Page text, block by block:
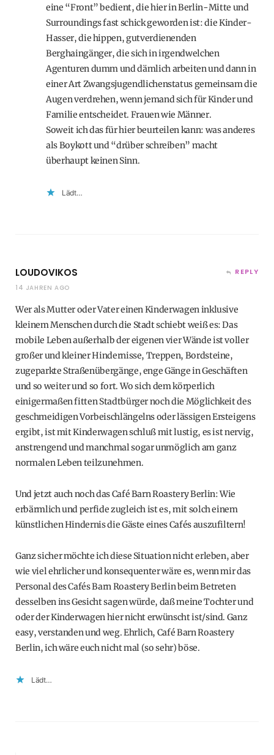
eine “Front” bedient, die hier in Berlin-Mitte und
Surroundings fast schick geworden ist: die Kinder-
Hasser, die hippen, gutverdienenden
Berghaingänger, die sich in irgendwelchen
Agenturen dumm und dämlich arbeiten und dann in
einer Art Zwangsjugendlichenstatus gemeinsam die
Augen verdrehen, wenn jemand sich für Kinder und
Familie entscheidet. Frauen wie Männer.
Soweit ich das für hier beurteilen kann: was anderes
als Boykott und “drüber schreiben” macht
überhaupt keinen Sinn.
Lädt…
LOUDOVIKOS
14 JAHREN AGO
REPLY
Wer als Mutter oder Vater einen Kinderwagen inklusive
kleinem Menschen durch die Stadt schiebt weiß es: Das
mobile Leben außerhalb der eigenen vier Wände ist voller
großer und kleiner Hindernisse, Treppen, Bordsteine,
zugeparkte Straßenübergänge, enge Gänge in Geschäften
und so weiter und so fort. Wo sich dem körperlich
einigermaßen fitten Stadtbürger noch die Möglichkeit des
geschmeidigen Vorbeischlängelns oder lässigen Ersteigens
ergibt, ist mit Kinderwagen schluß mit lustig, es ist nervig,
anstrengend und manchmal sogar unmöglich am ganz
normalen Leben teilzunehmen.
Und jetzt auch noch das Café Barn Roastery Berlin: Wie
erbärmlich und perfide zugleich ist es, mit solch einem
künstlichen Hindernis die Gäste eines Cafés auszufiltern!
Ganz sicher möchte ich diese Situation nicht erleben, aber
wie viel ehrlicher und konsequenter wäre es, wenn mir das
Personal des Cafés Barn Roastery Berlin beim Betreten
desselben ins Gesicht sagen würde, daß meine Tochter und
oder der Kinderwagen hier nicht erwünscht ist/sind. Ganz
easy, verstanden und weg. Ehrlich, Café Barn Roastery
Berlin, ich wäre euch nicht mal (so sehr) böse.
Lädt…